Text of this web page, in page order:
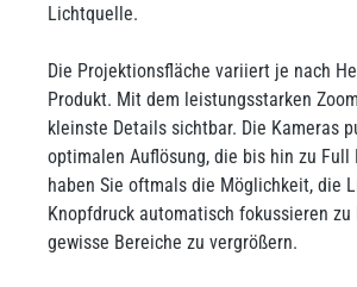
Lichtquelle.
Die Projektionsfläche variiert je nach
Produkt. Mit dem leistungsstarken
kleinste Details sichtbar. Die Kameras
optimalen Auflösung, die bis hin zu Full
haben Sie oftmals die Möglichkeit, die
Knopfdruck automatisch fokussieren zu
gewisse Bereiche zu vergrößern.